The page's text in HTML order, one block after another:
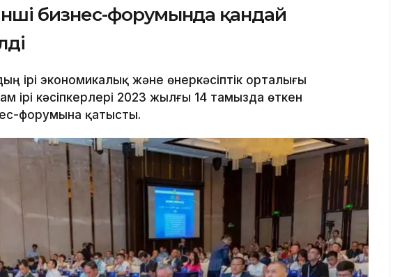
бизнес-форумында қандай
ірі экономикалық және өнеркәсіптік орталығы
ірі кәсіпкерлері 2023 жылғы 14 тамызда өткен
форумына қатысты.